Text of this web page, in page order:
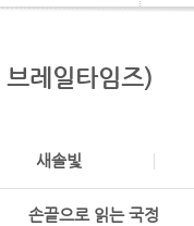
레일타임즈)
새솔빛
손끝으로 읽는 국정